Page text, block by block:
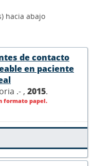
hacia abajo
de contacto
en paciente
.- , 2015.
formato papel.